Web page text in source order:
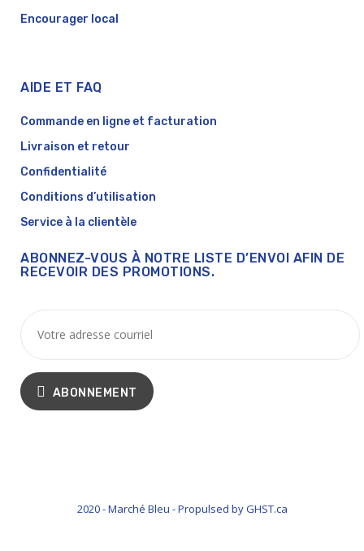
Encourager local
AIDE ET FAQ
Commande en ligne et facturation
Livraison et retour
Confidentialité
Conditions d’utilisation
Service à la clientèle
ABONNEZ-VOUS À NOTRE LISTE D’ENVOI AFIN DE
RECEVOIR DES PROMOTIONS.
ABONNEMENT
2020 - Marché Bleu - Propulsed by GHST.ca